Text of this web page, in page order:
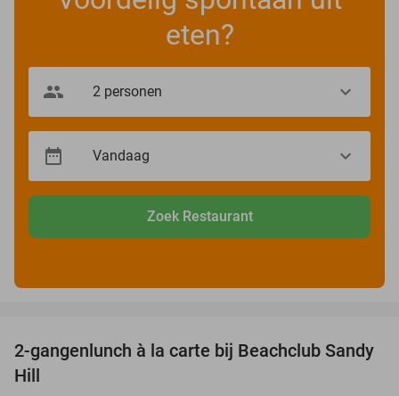
eten?
Zoek Restaurant
49%
2-gangenlunch à la carte bij Beachclub Sandy
Hill